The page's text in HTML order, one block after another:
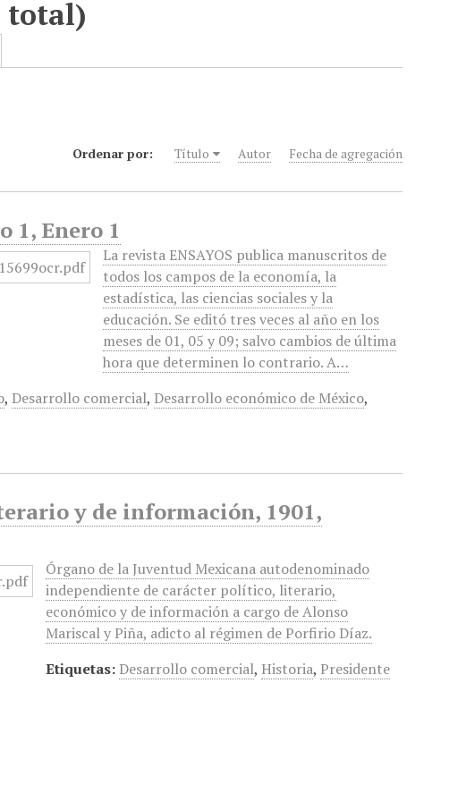
total)
Ordenar por: Título Autor Fecha de agregación
1, Enero 1
La revista ENSAYOS publica manuscritos de
todos los campos de la economía, la
estadística, las ciencias sociales y la
educación. Se editó tres veces al año en los
meses de 01, 05 y 09; salvo cambios de última
hora que determinen lo contrario. A…
, Desarrollo comercial, Desarrollo económico de México,
y de información, 1901,
Órgano de la Juventud Mexicana autodenominado
independiente de carácter político, literario,
económico y de información a cargo de Alonso
Mariscal y Piña, adicto al régimen de Porfirio Díaz.
Etiquetas: Desarrollo comercial, Historia, Presidente